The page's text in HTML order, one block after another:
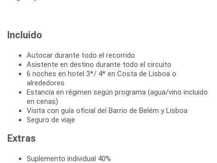
Incluido
Autocar durante todo el recorrido
Asistente en destino durante todo el circuito
6 noches en hotel 3*/ 4* en Costa de Lisboa o
alrededores
Estancia en régimen según programa (agua/vino incluido
en cenas)
Visita con guía oficial del Barrio de Belém y Lisboa
Seguro de viaje
Extras
Suplemento individual 40%